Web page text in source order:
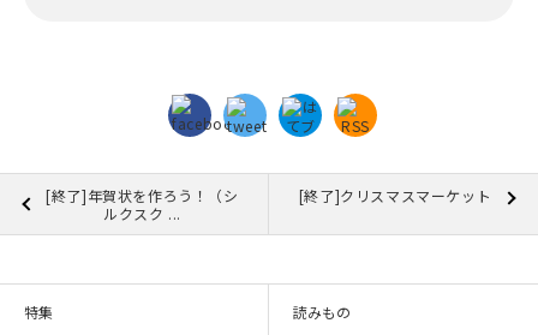
[終了]年賀状を作ろう！（シ
ルクスク ...
[終了]クリスマスマーケット
特集 読みもの